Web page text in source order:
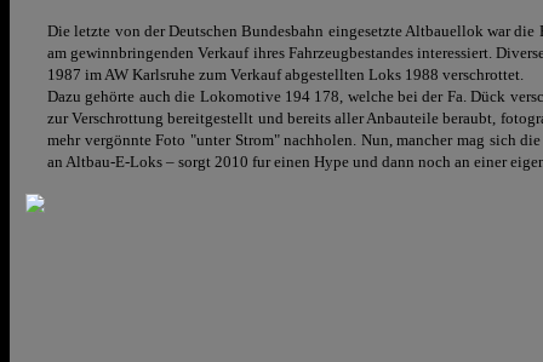
Die letzte von der Deutschen Bundesbahn eingesetzte Altbauellok war
am gewinnbringenden Verkauf ihres Fahrzeugbestandes interessiert.
1987 im AW Karlsruhe zum Verkauf abgestellten Loks 1988 verschrottet.
Dazu gehörte auch die Lokomotive 194 178, welche bei der Fa. Dück
zur Verschrottung bereitgestellt und bereits aller Anbauteile beraubt,
mehr vergönnte Foto "unter Strom" nachholen. Nun, mancher mag sich
an Altbau-E-Loks – sorgt 2010 fur einen Hype und dann noch an einer